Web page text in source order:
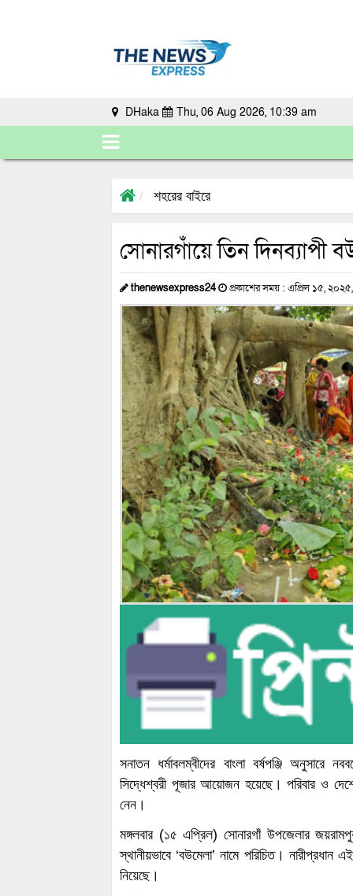
DHaka Thu, 06 Aug 2026, 10:39 am
শহরের বাইরে
সোনারগাঁয়ে তিন দিনব্যাপী
thenewsexpress24 প্রকাশের সময় : এপ্রিল ১৫,
সনাতন ধর্মাবলম্বীদের বাংলা বর্ষপঞ্জি অনুসারে
সিদ্ধেশ্বরী পূজার আয়োজন হয়েছে। পরিবার ও
নেন।
মঙ্গলবার (১৫ এপ্রিল) সোনারগাঁ উপজেলার
স্থানীয়ভাবে ‘বউমেলা’ নামে পরিচিত।
নিয়েছে।